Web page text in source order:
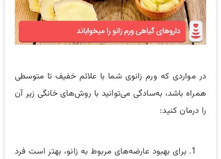
در مواردی که ورم زانوی شما با علائم خفیف تا متوسطی
همراه باشد، به‌سادگی می‌توانید با روش‌های خانگی زیر آن
را درمان کنید:
برای بهبود عارضه‌های مربوط به زانو، بهتر است فرد